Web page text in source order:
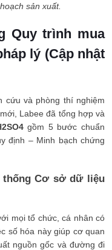
sản xuất.
Quy trình mua
lý (Cập nhật
cứu và phòng thí nghiệm
Labee đã tổng hợp và
gồm 5 bước chuẩn
định – Minh bạch chứng
thống Cơ sở dữ liệu
mọi tổ chức, cá nhân có
số hóa này giúp cơ quan
nguồn gốc và đường đi